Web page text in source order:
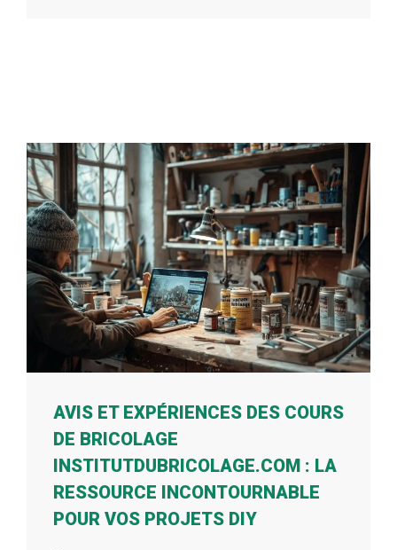
AVIS ET EXPÉRIENCES DES COURS
DE BRICOLAGE
INSTITUTDUBRICOLAGE.COM : LA
RESSOURCE INCONTOURNABLE
POUR VOS PROJETS DIY